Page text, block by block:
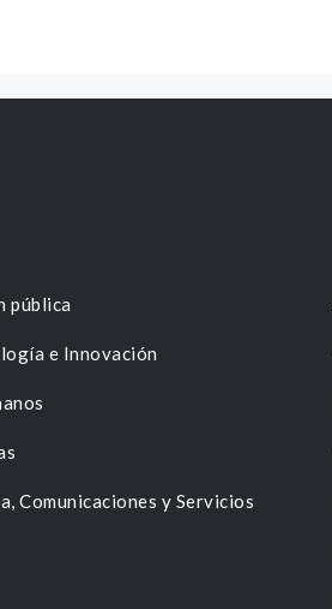
pública
e Innovación
Comunicaciones y Servicios